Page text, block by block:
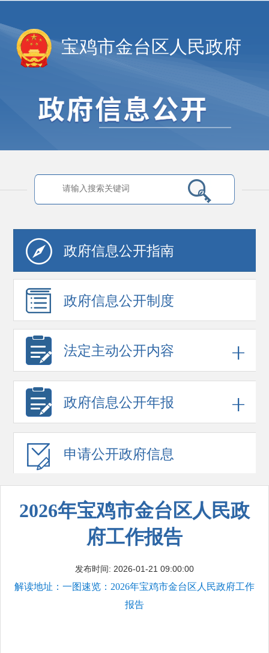
宝鸡市金台区人民政府
政府信息公开指南
政府信息公开制度
法定主动公开内容
政府信息公开年报
申请公开政府信息
2026年宝鸡市金台区人民政
府工作报告
发布时间: 2026-01-21 09:00:00
解读地址：一图速览：2026年宝鸡市金台区人民政府工作
报告